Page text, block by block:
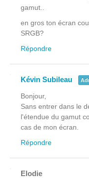
gamut..
en gros ton écran
SRGB?
Répondre
Kévin Subileau
Bonjour,
Sans entrer dans le
l'étendue du gamut
cas de mon écran.
Répondre
Elodie